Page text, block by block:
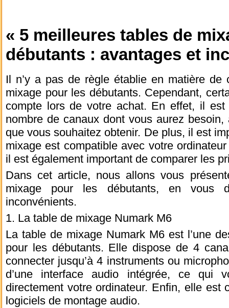
« 5 meilleures tables de
débutants : avantages et
Il n’y a pas de règle établie en matière
mixage pour les débutants. Cependant,
compte lors de votre achat. En effet, il
nombre de canaux dont vous aurez
que vous souhaitez obtenir. De plus, il est
mixage est compatible avec votre
il est également important de comparer les
Dans cet article, nous allons vous
mixage pour les débutants, en vous
inconvénients.
1. La table de mixage Numark M6
La table de mixage Numark M6 est l’une
pour les débutants. Elle dispose de 4
connecter jusqu’à 4 instruments ou
d’une interface audio intégrée, ce qui
directement votre ordinateur. Enfin, elle est
logiciels de montage audio.